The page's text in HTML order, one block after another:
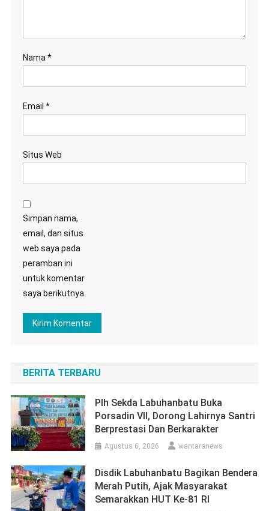
Nama *
Email *
Situs Web
Simpan nama,
email, dan situs
web saya pada
peramban ini
untuk komentar
saya berikutnya.
BERITA TERBARU
Plh Sekda Labuhanbatu Buka
Porsadin VII, Dorong Lahirnya Santri
Berprestasi Dan Berkarakter
Agustus 6, 2026 wantaranews
Disdik Labuhanbatu Bagikan Bendera
Merah Putih, Ajak Masyarakat
Semarakkan HUT Ke-81 RI